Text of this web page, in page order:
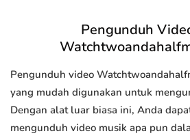
Pengunduh
Pengunduh video
yang mudah digunakan untuk
Dengan alat luar biasa ini, Anda
mengunduh video musik apa pun